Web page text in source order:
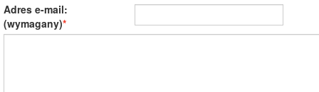
Adres e-mail:
(wymagany)